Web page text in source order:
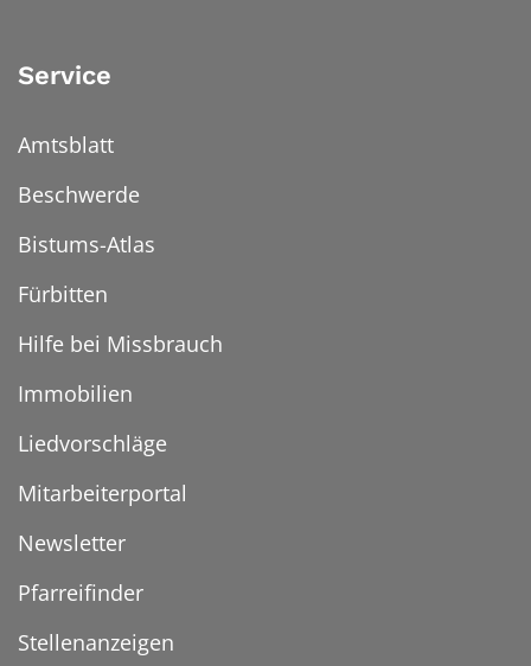
Service
Amtsblatt
Beschwerde
Bistums-Atlas
Fürbitten
Hilfe bei Missbrauch
Immobilien
Liedvorschläge
Mitarbeiterportal
Newsletter
Pfarreifinder
Stellenanzeigen